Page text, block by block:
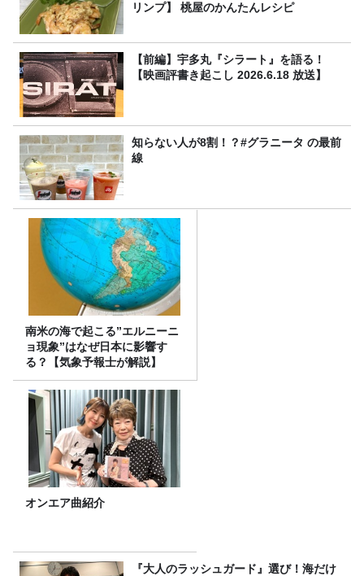
リンプ】 桃屋のかんたんレシピ
【前編】宇多丸『シラート』を語る！
【映画評書き起こし 2026.6.18 放送】
知らない人が8割！？#グラニータ の最前
線
南米の海で起こる”エルニーニ
ョ現象”はなぜ日本に影響す
る？【気象予報士が解説】
オンエア曲紹介
『大人のラッシュガード』選び！海だけ